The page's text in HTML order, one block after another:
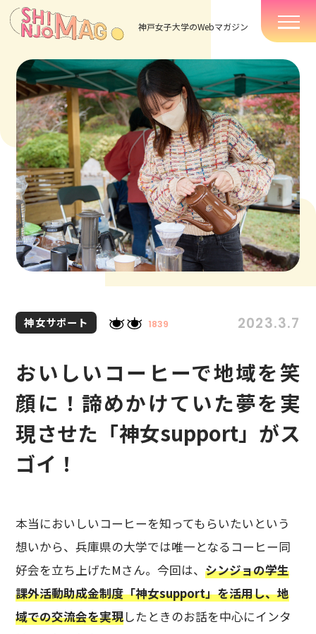
神戸女子大学のWebマガジン
神女サポート 1839 2023.3.7
おいしいコーヒーで地域を笑
顔に！諦めかけていた夢を実
現させた「神女support」がス
ゴイ！
本当においしいコーヒーを知ってもらいたいという
想いから、兵庫県の大学では唯一となるコーヒー同
好会を立ち上げたMさん。今回は、シンジョの学生
課外活動助成金制度「神女support」を活用し、地
域での交流会を実現したときのお話を中心にインタ